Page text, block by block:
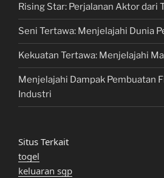
Rising Star: Perjalanan Aktor dari
Seni Tertawa: Menjelajahi Dunia
Kekuatan Tertawa: Menjelajahi
Menjelajahi Dampak Pembuatan
Industri
Situs Terkait
togel
keluaran sgp